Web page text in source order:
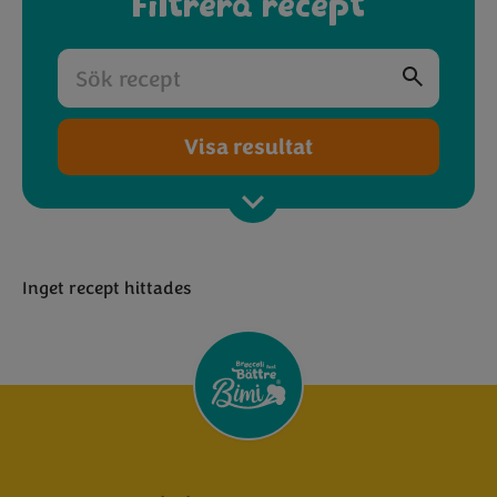
Filtrera recept
Visa resultat
Inget recept hittades